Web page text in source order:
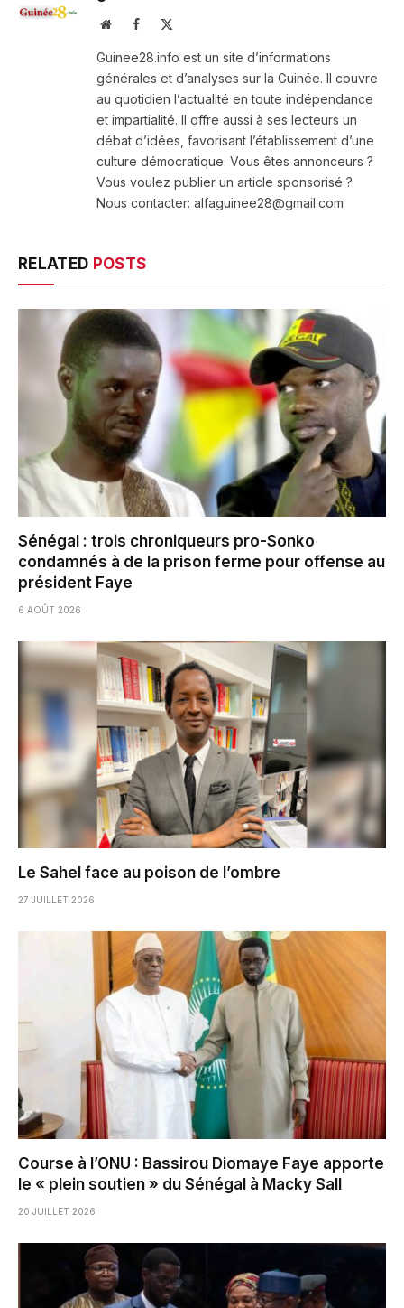
WebsiteFacebook
Guinee28.info est un site d’informations
générales et d’analyses sur la Guinée. Il couvre
au quotidien l’actualité en toute indépendance
et impartialité. Il offre aussi à ses lecteurs un
débat d’idées, favorisant l’établissement d’une
culture démocratique. Vous êtes annonceurs ?
Vous voulez publier un article sponsorisé ?
Nous contacter: alfaguinee28@gmail.com
RELATED POSTS
Sénégal : trois chroniqueurs pro-Sonko
condamnés à de la prison ferme pour offense au
président Faye
6 AOÛT 2026
Le Sahel face au poison de l’ombre
27 JUILLET 2026
Course à l’ONU : Bassirou Diomaye Faye apporte
le « plein soutien » du Sénégal à Macky Sall
20 JUILLET 2026